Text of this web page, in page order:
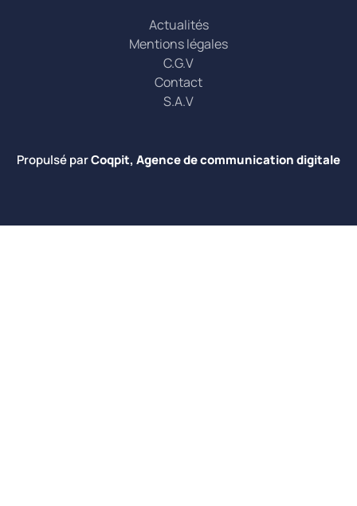
Actualités
Mentions légales
C.G.V
Contact
S.A.V
Propulsé parCoqpit, Agence de communication digitale